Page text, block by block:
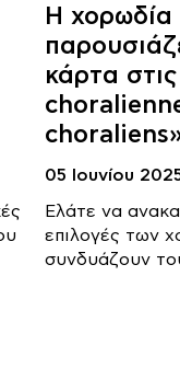
Η χορωδία
κάρτα στις
05 Ιουνίου
Ελάτε να
επιλογές των
συνδυάζουν